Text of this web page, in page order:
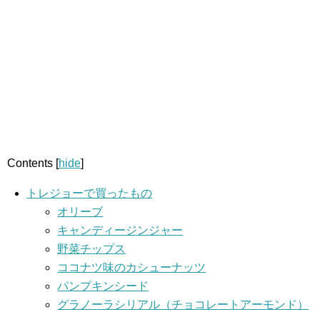
Contents [hide]
トレジョーで買ったもの
オリーブ
キャンディージンジャー
野菜チップス
ココナツ味のカシューナッツ
パンプキンシード
グラノーラシリアル（チョコレートアーモンド）